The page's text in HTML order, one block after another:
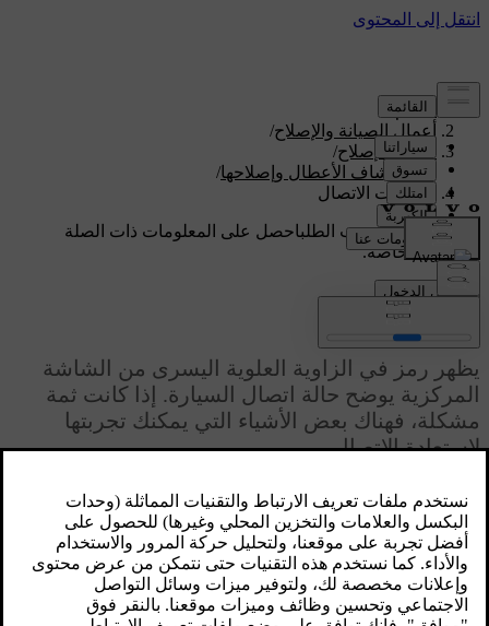
الدعم/
أعمال الصيانة والإصلاح/
أعمال الإصلاح/
استكشاف الأعطال وإصلاحها/
مشكلات الاتصال
دعم مخصص حسب الطلباحصل على المعلومات ذات الصلة
بسيارتك الخاصة.
تسجيل الدخول
يظهر رمز في الزاوية العلوية اليسرى من الشاشة
المركزية يوضح حالة اتصال السيارة. إذا كانت ثمة
مشكلة، فهناك بعض الأشياء التي يمكنك تجربتها
لاستعادة الاتصال.
تنطبق هذه المقالة على الطُّرُز المضّمن بها Google.
رمز الاتصال